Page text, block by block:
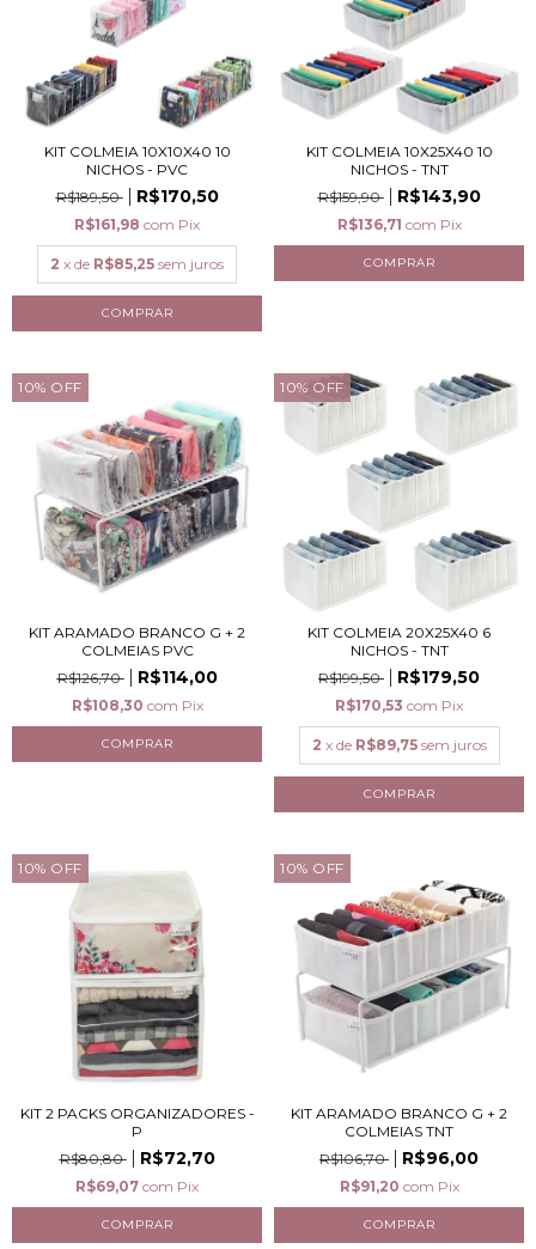
KIT COLMEIA 10X10X40 10
NICHOS - PVC
R$189,50
R$170,50
R$161,98 com Pix
2 x de R$85,25 sem juros
KIT COLMEIA 10X25X40 10
NICHOS - TNT
R$159,90
R$143,90
R$136,71 com Pix
10% OFF
KIT ARAMADO BRANCO G + 2
COLMEIAS PVC
R$126,70
R$114,00
R$108,30 com Pix
10% OFF
KIT COLMEIA 20X25X40 6
NICHOS - TNT
R$199,50
R$179,50
R$170,53 com Pix
2 x de R$89,75 sem juros
10% OFF
KIT 2 PACKS ORGANIZADORES -
P
R$80,80
R$72,70
R$69,07 com Pix
10% OFF
KIT ARAMADO BRANCO G + 2
COLMEIAS TNT
R$106,70
R$96,00
R$91,20 com Pix